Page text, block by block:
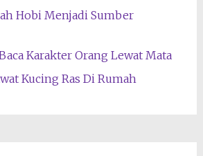
Hobi Menjadi Sumber
Karakter Orang Lewat Mata
Kucing Ras Di Rumah